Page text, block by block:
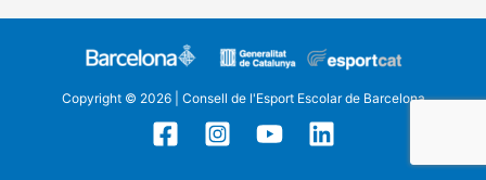
Copyright © 2026 | Consell de l'Esport Escolar de Barcelona